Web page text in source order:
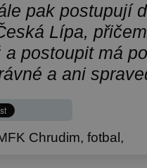
pak postupují
Lípa,
postoupit má
a ani
Chrudim, fotbal,